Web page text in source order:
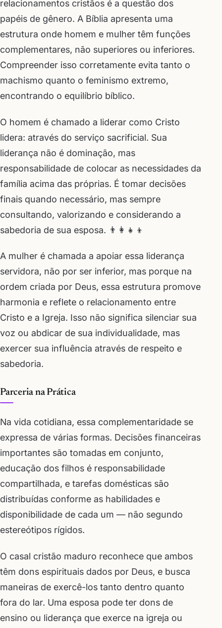
relacionamentos cristãos é a questão dos
papéis de gênero. A Bíblia apresenta uma
estrutura onde homem e mulher têm funções
complementares, não superiores ou inferiores.
Compreender isso corretamente evita tanto o
machismo quanto o feminismo extremo,
encontrando o equilíbrio bíblico.
O homem é chamado a liderar como Cristo
lidera: através do serviço sacrificial. Sua
liderança não é dominação, mas
responsabilidade de colocar as necessidades da
família acima das próprias. É tomar decisões
finais quando necessário, mas sempre
consultando, valorizando e considerando a
sabedoria de sua esposa. 👨‍👩‍👧‍👦
A mulher é chamada a apoiar essa liderança
servidora, não por ser inferior, mas porque na
ordem criada por Deus, essa estrutura promove
harmonia e reflete o relacionamento entre
Cristo e a Igreja. Isso não significa silenciar sua
voz ou abdicar de sua individualidade, mas
exercer sua influência através de respeito e
sabedoria.
Parceria na Prática
Na vida cotidiana, essa complementaridade se
expressa de várias formas. Decisões financeiras
importantes são tomadas em conjunto,
educação dos filhos é responsabilidade
compartilhada, e tarefas domésticas são
distribuídas conforme as habilidades e
disponibilidade de cada um — não segundo
estereótipos rígidos.
O casal cristão maduro reconhece que ambos
têm dons espirituais dados por Deus, e busca
maneiras de exercê-los tanto dentro quanto
fora do lar. Uma esposa pode ter dons de
ensino ou liderança que exerce na igreja ou